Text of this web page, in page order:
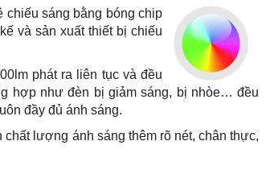
chiếu sáng bằng bóng chip
và sản xuất thiết bị chiếu
phát ra liên tục và đều
hợp như đèn bị giảm sáng, bị nhòe… đều
đầy đủ ánh sáng.
lượng ánh sáng thêm rõ nét, chân thực,